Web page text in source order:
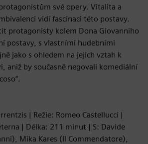
své opery. Vitalita a
vidí fascinaci této postavy.
protagonisty kolem Dona Giovanniho
postavy, s vlastními hudebními
jako s ohledem na jejich vztah k
aniž by současně negovali komediální
| Režie: Romeo Castellucci |
| Délka: 211 minut | S: Davide
Mika Kares (Il Commendatore),